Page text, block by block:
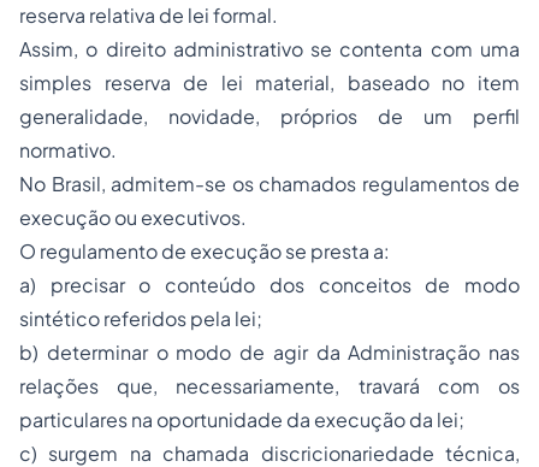
reserva relativa de lei formal.
Assim, o direito administrativo se contenta com uma
simples reserva de lei material, baseado no item
generalidade, novidade, próprios de um perfil
normativo.
No Brasil, admitem-se os chamados regulamentos de
execução ou executivos.
O regulamento de execução se presta a:
a) precisar o conteúdo dos conceitos de modo
sintético referidos pela lei;
b) determinar o modo de agir da Administração nas
relações que, necessariamente, travará com os
particulares na oportunidade da execução da lei;
c) surgem na chamada discricionariedade técnica,